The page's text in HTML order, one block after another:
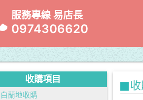
服務專線 易店長
0974306620
收購項目
白蘭地收購